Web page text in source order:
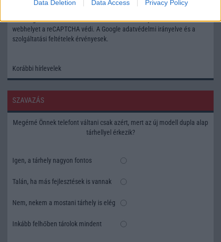
Data Deletion Data Access Privacy Policy
Elfogadom azAdatvédelmi és Adatkezelési TájékoztatótEzt a
webhelyet a reCAPTCHA védi. A Google adatvédelmi irányelve és a
szolgáltatási feltételek érvényesek.
Korábbi hírlevelek
SZAVAZÁS
Megérné Önnek telefont váltani csak azért, mert az új modell dupla alap
tárhellyel érkezik?
Igen, a tárhely nagyon fontos
Talán, ha más fejlesztések is vannak
Nem, nekem a mostani tárhely is elég
Inkább felhőben tárolok mindent